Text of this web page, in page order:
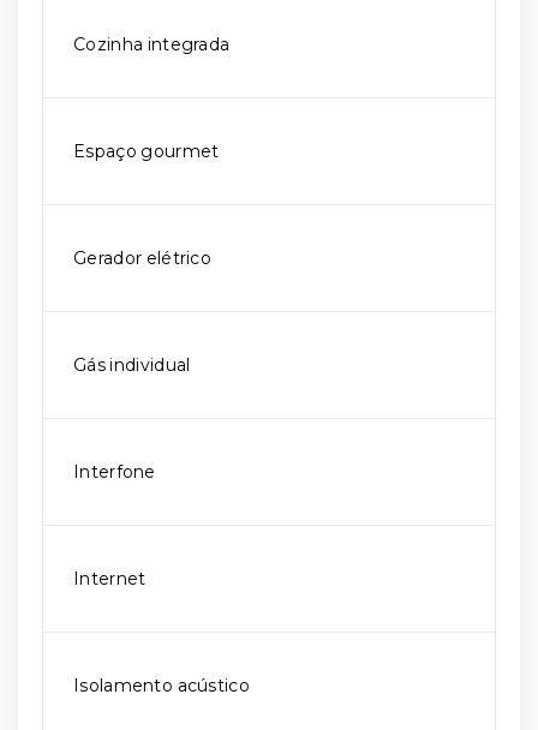
Cozinha integrada
Espaço gourmet
Gerador elétrico
Gás individual
Interfone
Internet
Isolamento acústico